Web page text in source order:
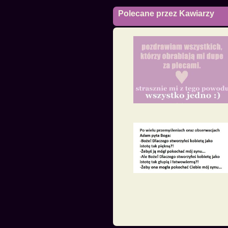
Polecane przez Kawiarzy